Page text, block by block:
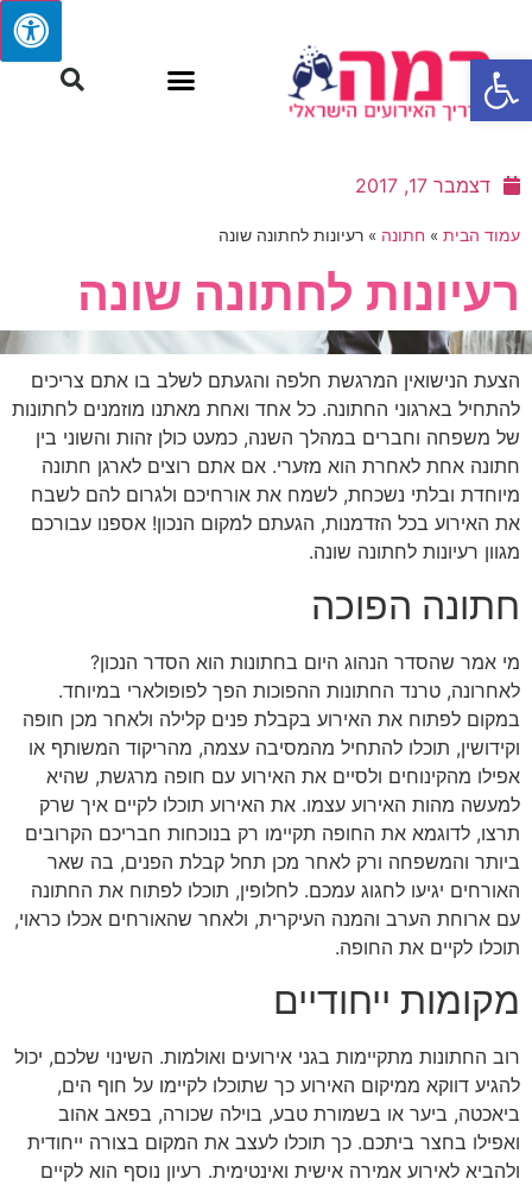
פתח סרגל נגישות
דצמבר 17, 2017
עמוד הבית » חתונה » רעיונות לחתונה שונה
רעיונות לחתונה שונה
הצעת הנישואין המרגשת חלפה והגעתם לשלב בו אתם צריכים
להתחיל בארגוני החתונה. כל אחד ואחת מאתנו מוזמנים לחתונות
של משפחה וחברים במהלך השנה, כמעט כולן זהות והשוני בין
חתונה אחת לאחרת הוא מזערי. אם אתם רוצים לארגן חתונה
מיוחדת ובלתי נשכחת, לשמח את אורחיכם ולגרום להם לשבח
את האירוע בכל הזדמנות, הגעתם למקום הנכון! אספנו עבורכם
מגוון רעיונות לחתונה שונה.
חתונה הפוכה
מי אמר שהסדר הנהוג היום בחתונות הוא הסדר הנכון?
לאחרונה, טרנד החתונות ההפוכות הפך לפופולארי במיוחד.
במקום לפתוח את האירוע בקבלת פנים קלילה ולאחר מכן חופה
וקידושין, תוכלו להתחיל מהמסיבה עצמה, מהריקוד המשותף או
אפילו מהקינוחים ולסיים את האירוע עם חופה מרגשת, שהיא
למעשה מהות האירוע עצמו. את האירוע תוכלו לקיים איך שרק
תרצו, לדוגמא את החופה תקיימו רק בנוכחות חבריכם הקרובים
ביותר והמשפחה ורק לאחר מכן תחל קבלת הפנים, בה שאר
האורחים יגיעו לחגוג עמכם. לחלופין, תוכלו לפתוח את החתונה
עם ארוחת הערב והמנה העיקרית, ולאחר שהאורחים אכלו כראוי,
תוכלו לקיים את החופה.
מקומות ייחודיים
רוב החתונות מתקיימות בגני אירועים ואולמות. השינוי שלכם, יכול
להגיע דווקא ממיקום האירוע כך שתוכלו לקיימו על חוף הים,
ביאכטה, ביער או בשמורת טבע, בוילה שכורה, בפאב אהוב
ואפילו בחצר ביתכם. כך תוכלו לעצב את המקום בצורה ייחודית
ולהביא לאירוע אמירה אישית ואינטימית. רעיון נוסף הוא לקיים